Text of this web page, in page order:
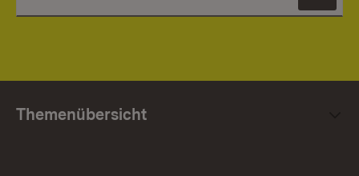
Themenübersicht